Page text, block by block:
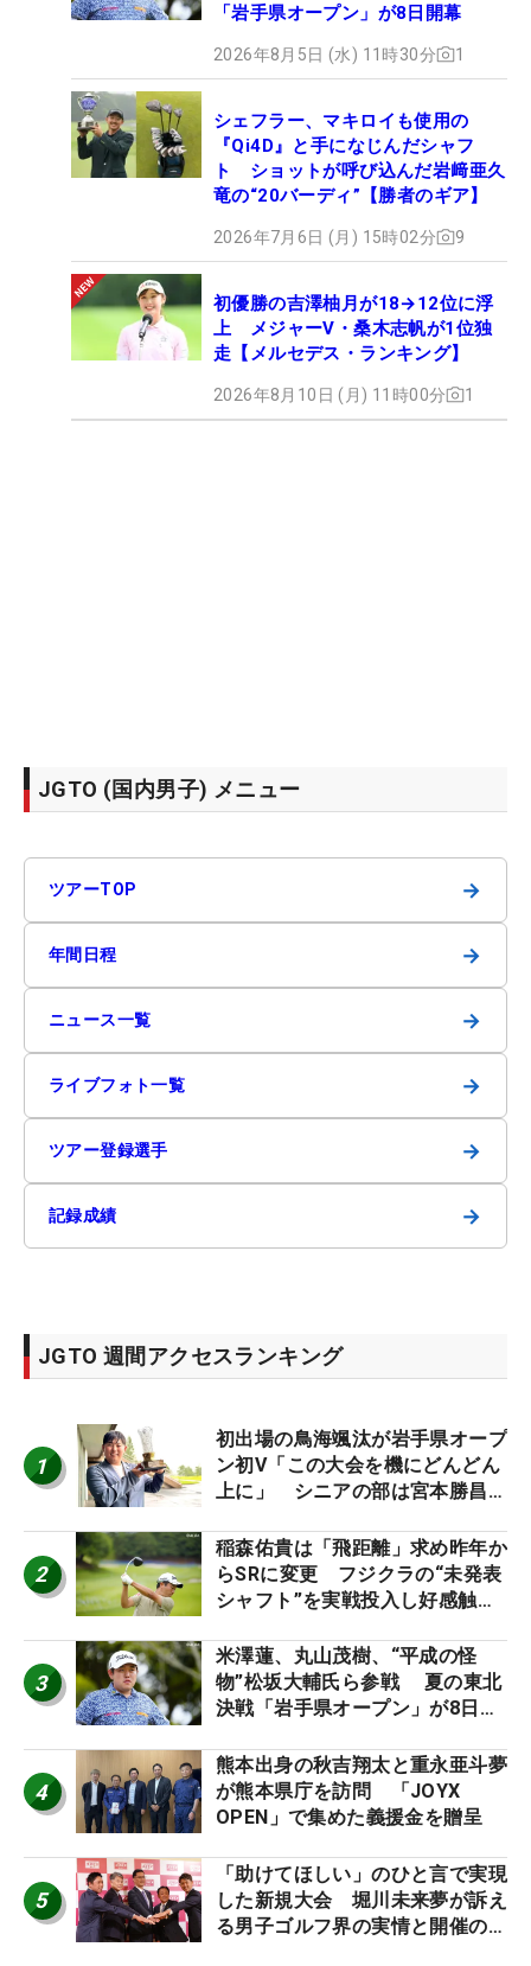
「岩手県オープン」が8日開幕
2026年8月5日 (水) 11時30分 1
シェフラー、マキロイも使用の
『Qi4D』と手になじんだシャフ
ト ショットが呼び込んだ岩﨑亜久
竜の“20バーディ”【勝者のギア】
2026年7月6日 (月) 15時02分 9
初優勝の吉澤柚月が18→12位に浮
上 メジャーV・桑木志帆が1位独
走【メルセデス・ランキング】
2026年8月10日 (月) 11時00分 1
JGTO (国内男子) メニュー
ツアーTOP →
年間日程 →
ニュース一覧 →
ライブフォト一覧 →
ツアー登録選手 →
記録成績 →
JGTO 週間アクセスランキング
1
初出場の鳥海颯汰が岩手県オープ
ン初V「この大会を機にどんどん
上に」 シニアの部は宮本勝昌が
2
稲森佑貴は「飛距離」求め昨年か
らSRに変更 フジクラの“未発表
シャフト”を実戦投入し好感触
ーのヒトネタ！】
3
米澤蓮、丸山茂樹、“平成の怪
物”松坂大輔氏ら参戦 夏の東北
決戦「岩手県オープン」が8日開
4
熊本出身の秋吉翔太と重永亜斗夢
が熊本県庁を訪問 「JOYX
OPEN」で集めた義援金を贈呈
5
「助けてほしい」のひと言で実現
した新規大会 堀川未来夢が訴え
る男子ゴルフ界の実情と開催の舞